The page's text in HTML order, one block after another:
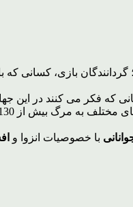
مشغول کرده؛ گردانندگان بازی،
که فکر می کنند در این
مختلف به مرگ بیش از 130
با خصوصیات انزوا و